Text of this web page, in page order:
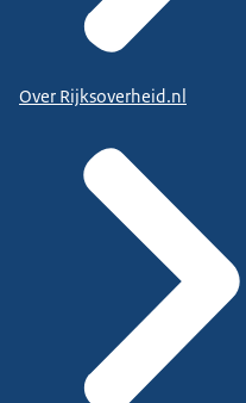
Over Rijksoverheid.nl